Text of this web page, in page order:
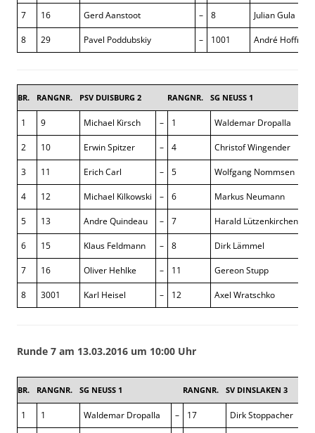
7 16 Gerd Aanstoot – 8 Julian Gula
8 29 Pavel Poddubskiy – 1001 André
BR. RANGNR. PSV DUISBURG 2 RANGNR. SG NEUSS 1
1 9 Michael Kirsch – 1 Waldemar Dropalla
2 10 Erwin Spitzer – 4 Christof Wingender
3 11 Erich Carl – 5 Wolfgang Nommsen
4 12 Michael Kilkowski – 6 Markus Neumann
5 13 Andre Quindeau – 7 Harald Lützenkirchen
6 15 Klaus Feldmann – 8 Dirk Lämmel
7 16 Oliver Hehlke – 11 Gereon Stupp
8 3001 Karl Heisel – 12 Axel Wratschko
Runde 7 am 13.03.2016 um 10:00 Uhr
BR. RANGNR. SG NEUSS 1 RANGNR. SV DINSLAKEN 3
1 1 Waldemar Dropalla – 17 Dirk Stoppacher